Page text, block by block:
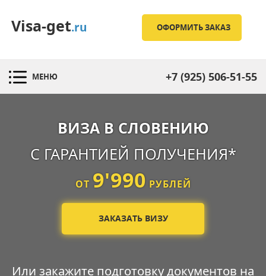
Visa-get.ru
+7 (925) 506-51-55
ОФОРМИТЬ ЗАКАЗ
МЕНЮ
ВИЗА В СЛОВЕНИЮ
С ГАРАНТИЕЙ ПОЛУЧЕНИЯ*
ОТ 9'990 РУБЛЕЙ
ЗАКАЗАТЬ ВИЗУ
Или закажите подготовку документов на